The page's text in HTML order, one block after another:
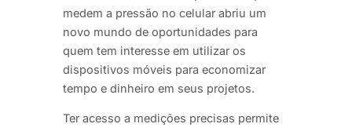
medem a pressão no celular abriu um
novo mundo de oportunidades para
quem tem interesse em utilizar os
dispositivos móveis para economizar
tempo e dinheiro em seus projetos.
Ter acesso a medições precisas permite